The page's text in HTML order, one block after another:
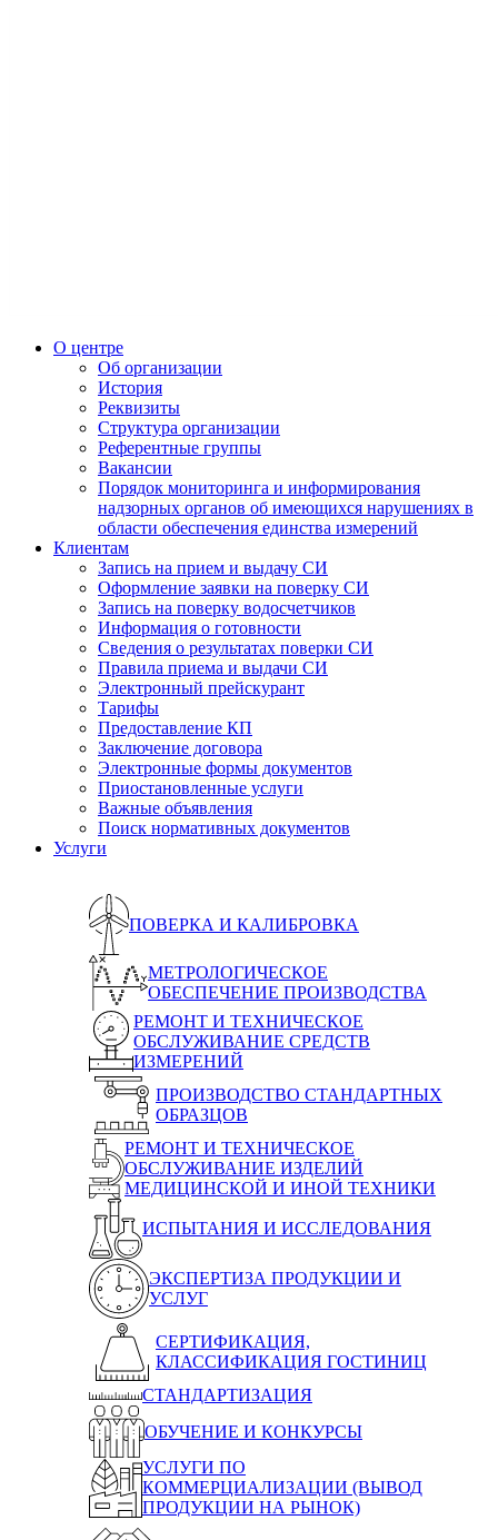
О центре
Об организации
История
Реквизиты
Структура организации
Референтные группы
Вакансии
Порядок мониторинга и информирования
надзорных органов об имеющихся нарушениях в
области обеспечения единства измерений
Клиентам
Запись на прием и выдачу СИ
Оформление заявки на поверку СИ
Запись на поверку водосчетчиков
Информация о готовности
Сведения о результатах поверки СИ
Правила приема и выдачи СИ
Электронный прейскурант
Тарифы
Предоставление КП
Заключение договора
Электронные формы документов
Приостановленные услуги
Важные объявления
Поиск нормативных документов
Услуги
ПОВЕРКА И КАЛИБРОВКА
МЕТРОЛОГИЧЕСКОЕ
ОБЕСПЕЧЕНИЕ ПРОИЗВОДСТВА
РЕМОНТ И ТЕХНИЧЕСКОЕ
ОБСЛУЖИВАНИЕ СРЕДСТВ
ИЗМЕРЕНИЙ
ПРОИЗВОДСТВО СТАНДАРТНЫХ
ОБРАЗЦОВ
РЕМОНТ И ТЕХНИЧЕСКОЕ
ОБСЛУЖИВАНИЕ ИЗДЕЛИЙ
МЕДИЦИНСКОЙ И ИНОЙ ТЕХНИКИ
ИСПЫТАНИЯ И ИССЛЕДОВАНИЯ
ЭКСПЕРТИЗА ПРОДУКЦИИ И
УСЛУГ
СЕРТИФИКАЦИЯ,
КЛАССИФИКАЦИЯ ГОСТИНИЦ
СТАНДАРТИЗАЦИЯ
ОБУЧЕНИЕ И КОНКУРСЫ
УСЛУГИ ПО
КОММЕРЦИАЛИЗАЦИИ (ВЫВОД
ПРОДУКЦИИ НА РЫНОК)